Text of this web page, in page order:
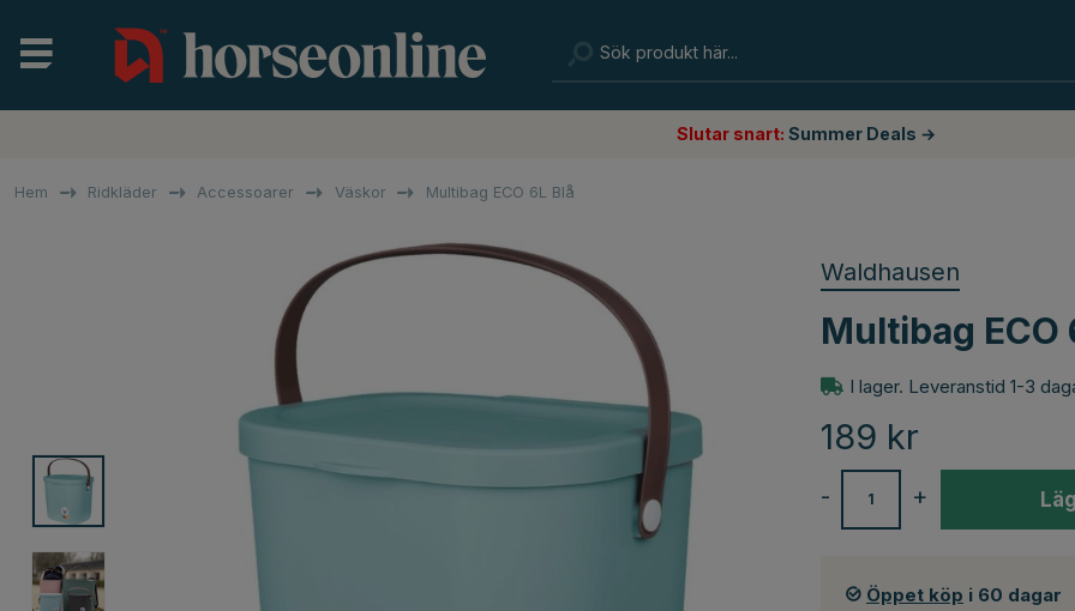
Slutar snart: Summer Deals →
Hem Ridkläder Accessoarer Väskor Multibag ECO 6L Blå
Waldhausen
Multibag ECO
I lager. Leveranstid 1-3
189 kr
+
-
Öppet köp i 60 dagar